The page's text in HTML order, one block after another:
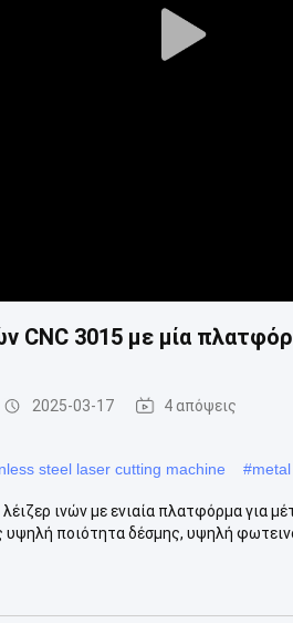
Play
CNC 3015 με μία
2025-03-17 4 απόψεις
steel laser cutting machine #
ινών με ενιαία πλατφόρμα για
ποιότητα δέσμης, υψηλή